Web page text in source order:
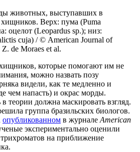
животных, выступавших в
хищников. Верх: пума (Puma
оцелот (Leopardus sp.); низ:
cuja) / © American Journal of
de Moraes et al.
которые помогают им не
можно назвать позу
видели, как те медленно и
чем напасть) и окрас морды.
теории должна маскировать взгляд.
группа бразильских биологов.
опубликованном в журналеAmerican
экспериментально оценили
на приближение